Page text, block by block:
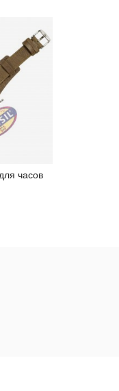
часов